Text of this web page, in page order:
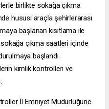
birlikte sokağa çıkma
hususi araçla şehirlerarası
başlanan kısıtlama ile
çıkma saatleri içinde
başlandı.
kimlik kontrolleri ve
İl Emniyet Müdürlüğüne